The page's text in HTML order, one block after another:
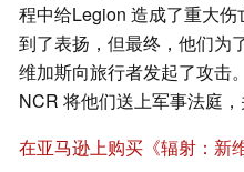
程中给Legion 造成了重大
到了表扬，但最终，他们为
维加斯向旅行者发起了攻击
NCR 将他们送上军事法庭，
在亚马逊上购买《辐射：新